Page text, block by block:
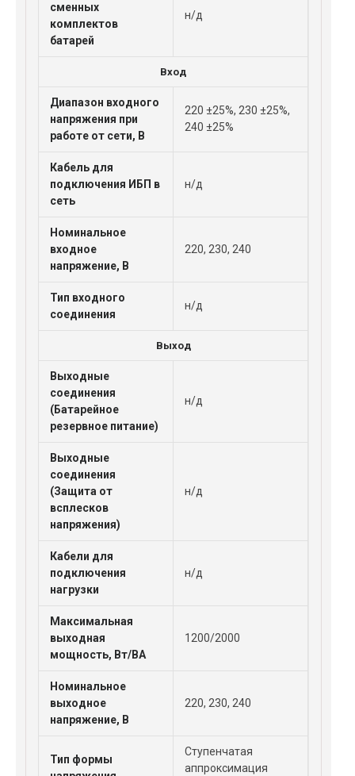
сменных
комплектов
батарей
н/д
Вход
Диапазон входного
напряжения при
работе от сети, В
220 ±25%, 230 ±25%,
240 ±25%
Кабель для
подключения ИБП в
сеть
н/д
Номинальное
входное
напряжение, В
220, 230, 240
Тип входного
соединения
н/д
Выход
Выходные
соединения
(Батарейное
резервное питание)
н/д
Выходные
соединения
(Защита от
всплесков
напряжения)
н/д
Кабели для
подключения
нагрузки
н/д
Максимальная
выходная
мощность, Вт/ВА
1200/2000
Номинальное
выходное
напряжение, В
220, 230, 240
Тип формы
Ступенчатая
аппроксимация